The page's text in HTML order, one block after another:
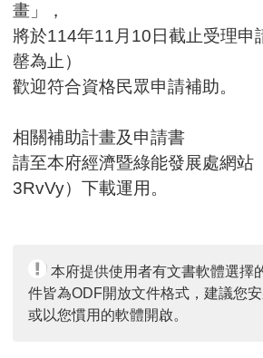
請
畫」，
將於114年11月10日截止受理申
罄為止）
歡迎符合資格民眾申請補助。
相關補助計畫及申請書
請至本府經濟暨綠能發展處網站
3RvVy）下載運用。
本府提供使用者有文書軟體選擇
件皆為ODF開放文件格式，建議您
或以您慣用的軟體開啟。